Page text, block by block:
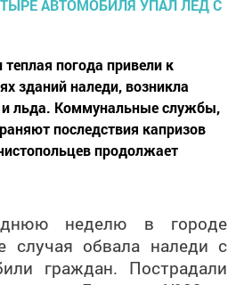
погода привели к
зданий наледи, возникла
и льда. Коммунальные службы,
последствия капризов
продолжает
неделю в городе
случая обвала наледи с
граждан. Пострадали